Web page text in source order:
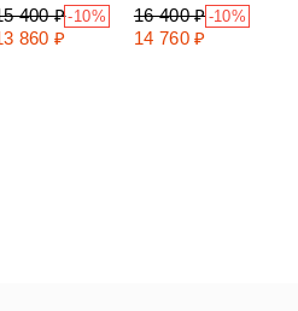
400 ₽
860 ₽
-10%
16 400 ₽
14 760 ₽
-10%